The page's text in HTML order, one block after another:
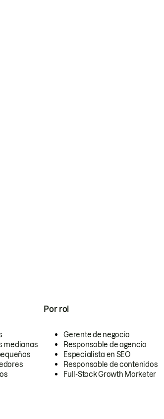
medianas
Por rol
Gerente de negocio
Responsable de agencia
Especialista en SEO
Responsable de contenidos
Full-Stack Growth Marketer